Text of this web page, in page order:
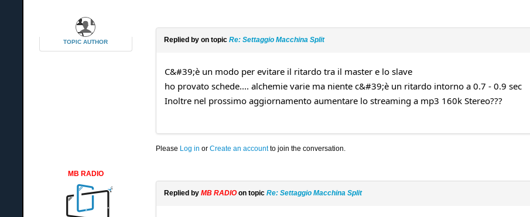
TOPIC AUTHOR Replied by on topic Re: Settaggio Macchina Split
C&#39;è un modo per evitare il ritardo tra il master e lo slave
ho provato schede.... alchemie varie ma niente c&#39;è un ritardo intorno a 0.7 - 0.9 sec
Inoltre nel prossimo aggiornamento aumentare lo streaming a mp3 160k Stereo???
Please Log in or Create an accountto join the conversation.
MB RADIO
Replied by MB RADIOon topic Re: Settaggio Macchina Split